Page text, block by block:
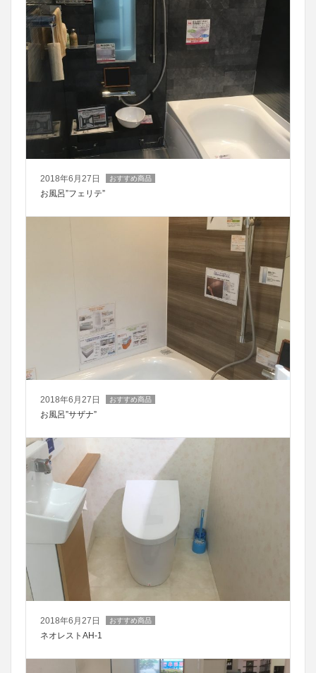
2018年6月27日 おすすめ商品
お風呂”フェリテ”
2018年6月27日 おすすめ商品
お風呂”サザナ”
2018年6月27日 おすすめ商品
ネオレストAH-1